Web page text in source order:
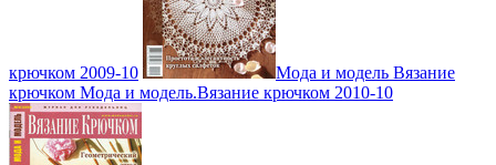
крючком 2009-10
Мода и модель Вязание
крючком Мода и модель.Вязание крючком 2010-10